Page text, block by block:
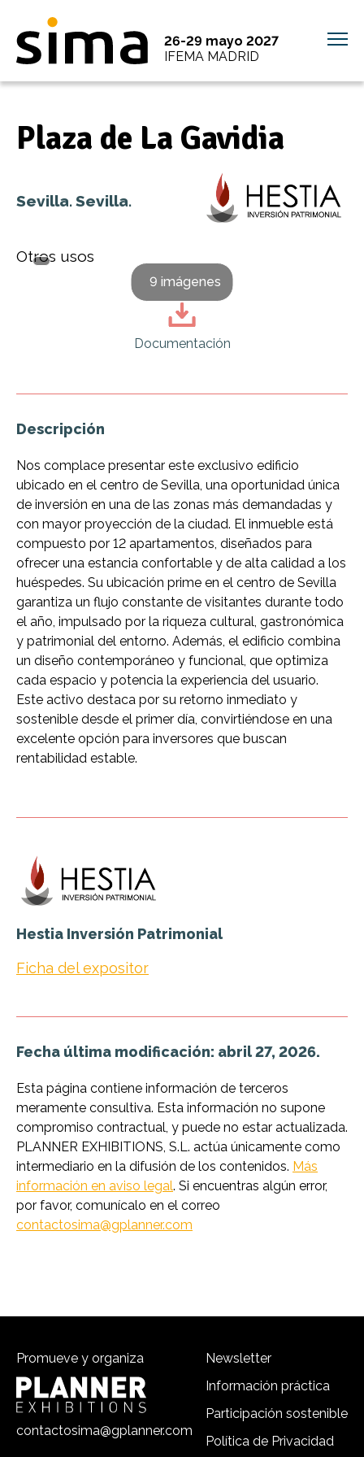
26-29 mayo 2027
IFEMA MADRID
Plaza de La Gavidia
Sevilla. Sevilla.
Otros usos
9 imágenes
Documentación
Descripción
Nos complace presentar este exclusivo edificio
ubicado en el centro de Sevilla, una oportunidad única
de inversión en una de las zonas más demandadas y
con mayor proyección de la ciudad. El inmueble está
compuesto por 12 apartamentos, diseñados para
ofrecer una estancia confortable y de alta calidad a los
huéspedes. Su ubicación prime en el centro de Sevilla
garantiza un flujo constante de visitantes durante todo
el año, impulsado por la riqueza cultural, gastronómica
y patrimonial del entorno. Además, el edificio combina
un diseño contemporáneo y funcional, que optimiza
cada espacio y potencia la experiencia del usuario.
Este activo destaca por su retorno inmediato y
sostenible desde el primer día, convirtiéndose en una
excelente opción para inversores que buscan
rentabilidad estable.
Hestia Inversión Patrimonial
Ficha del expositor
Fecha última modificación: abril 27, 2026.
Esta página contiene información de terceros
meramente consultiva. Esta información no supone
compromiso contractual, y puede no estar actualizada.
PLANNER EXHIBITIONS, S.L. actúa únicamente como
intermediario en la difusión de los contenidos. Más
información en aviso legal. Si encuentras algún error,
por favor, comunícalo en el correo
contactosima@gplanner.com
Promueve y organiza
contactosima@gplanner.com
Newsletter
Información práctica
Participación sostenible
Política de Privacidad